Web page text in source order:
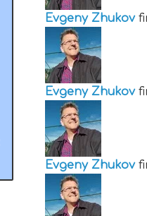
Evgeny Zhukov
Evgeny Zhukov
Evgeny Zhukov